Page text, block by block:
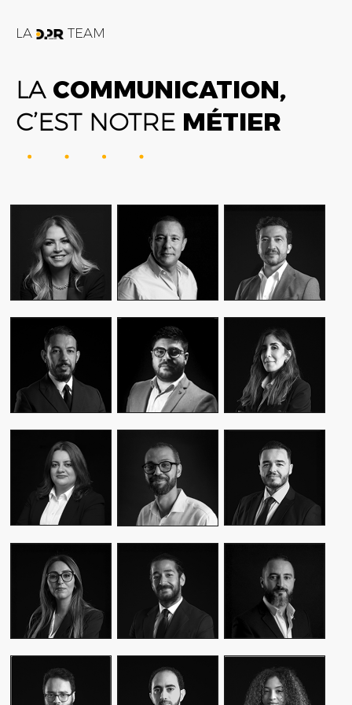
LA TEAM
LACOMMUNICATION,
C’EST NOTRE MÉTIER
FATIME ZOHRA
OUTAGHANI
CEO & FOUNDER
ALEX AXIOTIS
CEO & FOUNDER
AMIN FARES
GENERAL
MANAGER
WASSIM KASSARI
CHIEF FINANCIAL
OFFICER
MALIK IRAQI
MANAGING
DIRECTOR
YASMINE MYRIAM
DIRECTOR OF
OPERATIONS –
PUBLIC RELATIONS
MOUNA EL AZIM
DIRECTOR OF
OPERATIONS
AMINE LAGSSIR
STRATEGY
DIRECTOR
KARIM BENKIRAN
CHIEF CREATIVE
OFFICER
MEKHTOUME
PMO CHANGE &
WALID BAHYA
BUSINESS LEAD
GROUP
SAMI SABER
MEDIA RELATIONS
DIRECTOR